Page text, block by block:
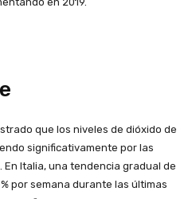
que los niveles de dióxido de
significativamente por las
Italia, una tendencia gradual de
por semana durante las últimas